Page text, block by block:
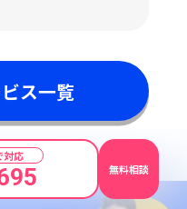
ス一覧
対応
無料相談